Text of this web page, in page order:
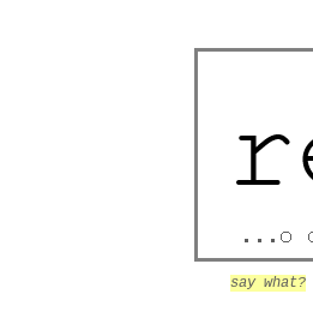
say what?